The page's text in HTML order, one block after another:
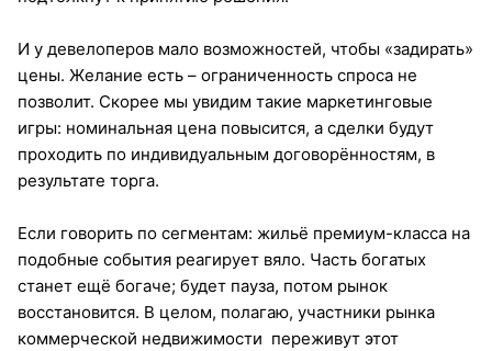
И у девелоперов мало возможностей, чтобы «задирать»
цены. Желание есть – ограниченность спроса не
позволит. Скорее мы увидим такие маркетинговые
игры: номинальная цена повысится, а сделки будут
проходить по индивидуальным договорённостям, в
результате торга.
Если говорить по сегментам: жильё премиум-класса на
подобные события реагирует вяло. Часть богатых
станет ещё богаче; будет пауза, потом рынок
восстановится. В целом, полагаю, участники рынка
коммерческой недвижимости переживут этот